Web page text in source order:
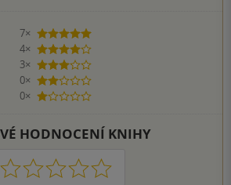
7×
5 hvězdiček
4×
4 hvězdičky
3×
3 hvězdičky
0×
2 hvězdičky
0×
1 hvezdička
HODNOCENÍ KNIHY
1 2 3 4 5